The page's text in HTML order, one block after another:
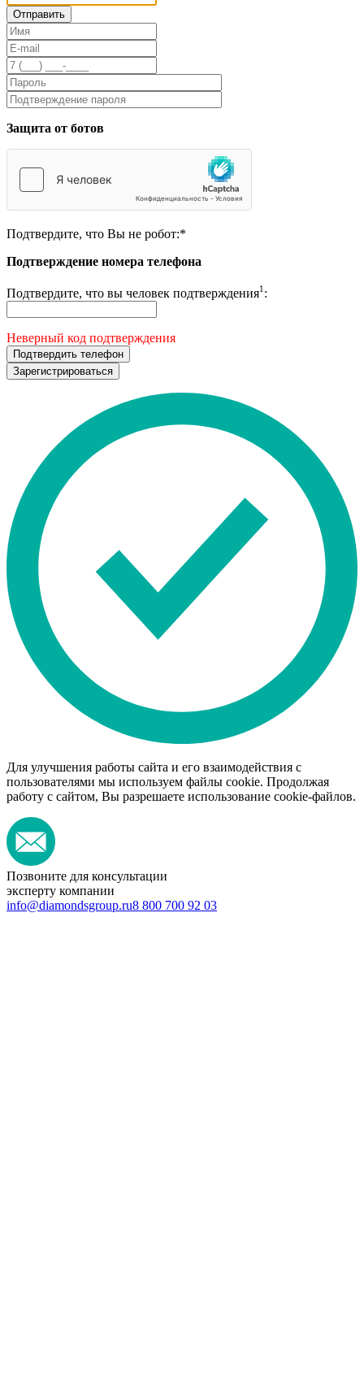
Защита от ботов
Подтвердите, что Вы не робот:*
Подтверждение номера телефона
Подтвердите, что вы человек подтверждения1 :
Неверный код подтверждения
Подтвердить телефон
Зарегистрироваться
Для улучшения работы сайта и его взаимодействия с
пользователями мы используем файлы cookie. Продолжая
работу с сайтом, Вы разрешаете использование cookie-файлов.
Позвоните для консультации
эксперту компании
info@diamondsgroup.ru8 800 700 92 03